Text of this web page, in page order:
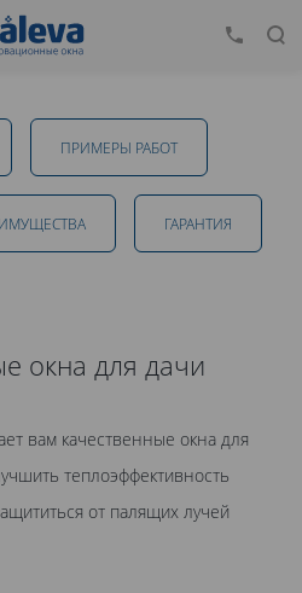
для дачи в Пушкино
248 руб.
данныхознакомлен.
ПРИМЕРЫ РАБОТ
ГАРАНТИЯ
окна для дачи
вам качественные окна для
теплоэффективность
от палящих лучей